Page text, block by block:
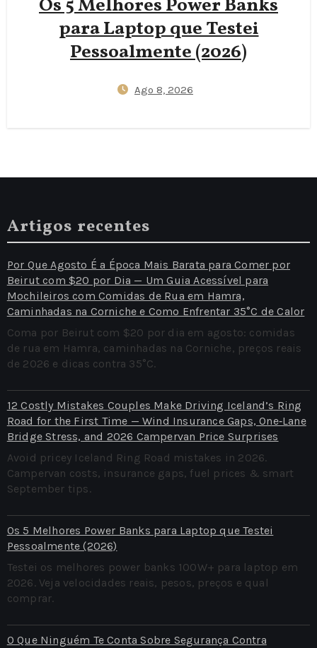
Os 5 Melhores Power Banks
para Laptop que Testei
Pessoalmente (2026)
Ago 8, 2026
Artigos recentes
Por Que Agosto É a Época Mais Barata para Comer por
Beirut com $20 por Dia — Um Guia Acessível para
Mochileiros com Comidas de Rua em Hamra,
Caminhadas na Corniche e Como Enfrentar 35°C de Calor
Coma por Beirut com $20 por dia em agosto: comidas
de rua em Hamra, caminhadas na Corniche, preços reais
de 2026 e dicas contra 35°C.
12 Costly Mistakes Couples Make Driving Iceland’s Ring
Road for the First Time — Wind Insurance Gaps, One‑Lane
Bridge Stress, and 2026 Campervan Price Surprises
Avoid pricey Iceland Ring Road mistakes in 2026.
Campervan costs, insurance gaps, fuel prices & smart
September tips.
Os 5 Melhores Power Banks para Laptop que Testei
Pessoalmente (2026)
Testei os melhores power banks 100W+ para laptop em
2026. Veja velocidades reais, pesos, preços e qual
comprar.
O Que Ninguém Te Conta Sobre Segurança Contra